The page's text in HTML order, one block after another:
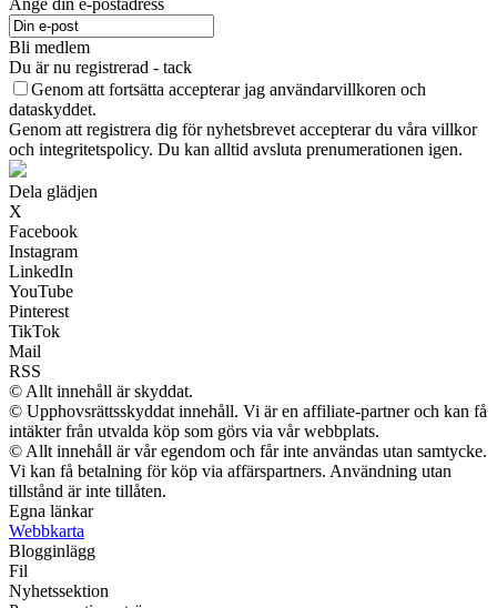
Ange din e-postadress
Bli medlem
Du är nu registrerad - tack
Genom att fortsätta accepterar jag användarvillkoren och
dataskyddet.
Genom att registrera dig för nyhetsbrevet accepterar du våra villkor
och integritetspolicy. Du kan alltid avsluta prenumerationen igen.
Dela glädjen
X
Facebook
Instagram
LinkedIn
YouTube
Pinterest
TikTok
Mail
RSS
© Allt innehåll är skyddat.
© Upphovsrättsskyddat innehåll. Vi är en affiliate-partner och kan få
intäkter från utvalda köp som görs via vår webbplats.
© Allt innehåll är vår egendom och får inte användas utan samtycke.
Vi kan få betalning för köp via affärspartners. Användning utan
tillstånd är inte tillåten.
Egna länkar
Webbkarta
Blogginlägg
Fil
Nyhetssektion